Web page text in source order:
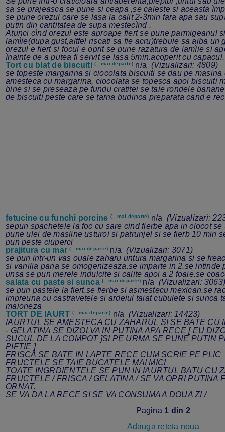
sa se prajeasca se pune si ceapa ,se caleste si aceasta
se pune orezul care se lasa la calit 2-3min fara apa sau
putin din cantitatea de supa mestecìnd .
Atunci cìnd orezul este aproape fiert se pune parmigeanul
lamìie(dupa gust,altfel riscati sa fie acru)trebuie sa aiba un
orezul e fiert si focul e oprit se pune razatura de lamìie si
ìnainte de a putea fi servit se lasa 5min.acoperit cu capacul.
Tort cu blat de biscuiti (...mai departe) n/a (Vizualizari: 4809)
se topeste margarina si ciocolata biscuiti se dau pe masina
amesteca cu margarina, ciocolata se topesca apoi biscuiti
bine si se preseaza pe fundu cratitei se taie rondele
de biscuiti peste care se tarna budinca preparata cand e
fetucine cu funchi porcine (...mai departe) n/a (Vizualizari:
sepun spachetele la foc cu sare cind fierbe apa in clocot
pune ulei de masline usturoi si patrunjel si se fierb 10 min
pun peste ciuperci
prajitura cu mar (...mai departe) n/a (Vizualizari: 3071)
se pun intr-un vas ouale zaharu untura margarina si se
si vanilia pana se omogenizeaza.se imparte in 2.se intinde
unsa se pun merele indulcite si calite apoi a 2 foaie.se
salata cu paste si sunca (...mai departe) n/a (Vizualizari:
se pun pastele la fiert.se fierbe si asmestecu mexican.se
impreuna cu castravetele si ardeiul taiat cubulete si sunca
maioneza
TORT DE IAURT (...mai departe) n/a (Vizualizari: 14423)
IAURTUL SE AMESTECA CU ZAHARUL SI SE BATE CU
- GELATINA SE DIZOLVA IN PUTINA APA RECE [ EU
SUCUL DE LA COMPOT ]SI PE URMA SE PUNE PUTIN
PIFTIE ]
FRISCA SE BATE IN LAPTE RECE CUM SCRIE PE PLIC
FRUCTELE SE TAIE BUCATELE MAI MICI
TOATE INGRDIENTELE SE PUN IN IAURTUL BATU CU
FRUCTELE / FRISCA / GELATINA / SE VA OPRI PUTINA
ORNAT.
SE VA DA LA RECE SI SE VA CONSUMA A DOUA ZI /
Pagina 1 din 2
Adauga reteta noua